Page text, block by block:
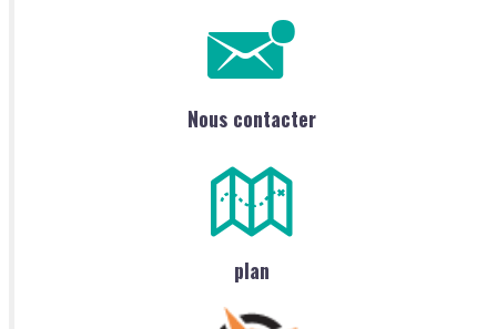
Nous contacter
plan